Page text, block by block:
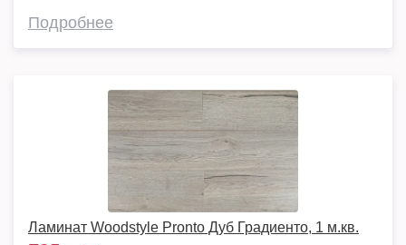
Подробнее
Ламинат Woodstyle Pronto Дуб Градиенто, 1 м.кв.